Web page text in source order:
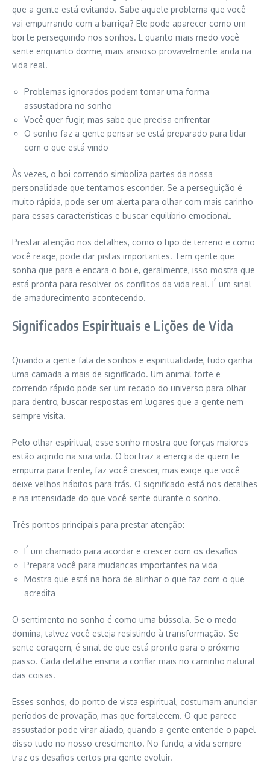
que a gente está evitando. Sabe aquele problema que você
vai empurrando com a barriga? Ele pode aparecer como um
boi te perseguindo nos sonhos. E quanto mais medo você
sente enquanto dorme, mais ansioso provavelmente anda na
vida real.
Problemas ignorados podem tomar uma forma
assustadora no sonho
Você quer fugir, mas sabe que precisa enfrentar
O sonho faz a gente pensar se está preparado para lidar
com o que está vindo
Às vezes, o boi correndo simboliza partes da nossa
personalidade que tentamos esconder. Se a perseguição é
muito rápida, pode ser um alerta para olhar com mais carinho
para essas características e buscar equilíbrio emocional.
Prestar atenção nos detalhes, como o tipo de terreno e como
você reage, pode dar pistas importantes. Tem gente que
sonha que para e encara o boi e, geralmente, isso mostra que
está pronta para resolver os conflitos da vida real. É um sinal
de amadurecimento acontecendo.
Significados Espirituais e Lições de Vida
Quando a gente fala de sonhos e espiritualidade, tudo ganha
uma camada a mais de significado. Um animal forte e
correndo rápido pode ser um recado do universo para olhar
para dentro, buscar respostas em lugares que a gente nem
sempre visita.
Pelo olhar espiritual, esse sonho mostra que forças maiores
estão agindo na sua vida. O boi traz a energia de quem te
empurra para frente, faz você crescer, mas exige que você
deixe velhos hábitos para trás. O significado está nos detalhes
e na intensidade do que você sente durante o sonho.
Três pontos principais para prestar atenção:
É um chamado para acordar e crescer com os desafios
Prepara você para mudanças importantes na vida
Mostra que está na hora de alinhar o que faz com o que
acredita
O sentimento no sonho é como uma bússola. Se o medo
domina, talvez você esteja resistindo à transformação. Se
sente coragem, é sinal de que está pronto para o próximo
passo. Cada detalhe ensina a confiar mais no caminho natural
das coisas.
Esses sonhos, do ponto de vista espiritual, costumam anunciar
períodos de provação, mas que fortalecem. O que parece
assustador pode virar aliado, quando a gente entende o papel
disso tudo no nosso crescimento. No fundo, a vida sempre
traz os desafios certos pra gente evoluir.